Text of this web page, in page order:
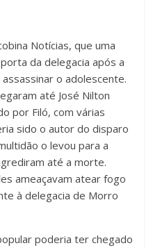
Notícias, que uma
da delegacia após a
o adolescente.
até José Nilton
por Filó, com várias
sido o autor do disparo
o levou para a
até a morte.
ameaçavam atear fogo
à delegacia de Morro
poderia ter chegado